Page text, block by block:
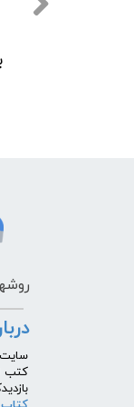
​سایت
کتب